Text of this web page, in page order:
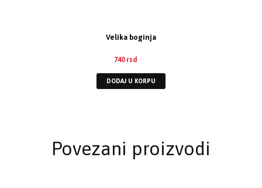
Velika boginja
740 rsd
DODAJ U KORPU
Povezani proizvodi